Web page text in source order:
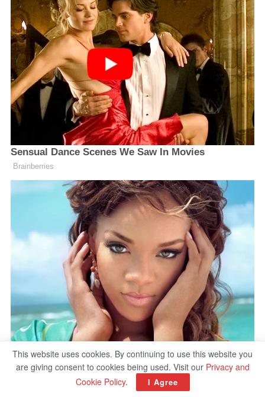
This website uses cookies. By continuing to use this website you
are giving consent to cookies being used. Visit our Privacy and
Cookie Policy. I Agree